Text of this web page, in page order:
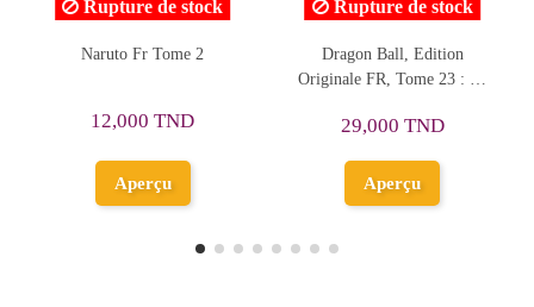
Rupture de stock
Dragon Ball, Edition
29,000 TND
Aperçu
Naruto Fr Tome 49
Ajouter au
panier